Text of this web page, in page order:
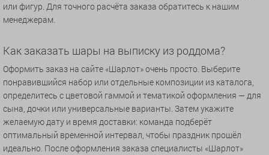
или фигур. Для точного расчёта заказа обратитесь к нашим
менеджерам.
Как заказать шары на выписку из роддома?
Оформить заказ на сайте «Шарлот» очень просто. Выберите
понравившийся набор или отдельные композиции из каталога,
определитесь с цветовой гаммой и тематикой оформления — для
сына, дочки или универсальные варианты. Затем укажите
желаемую дату и время доставки: команда подберёт
оптимальный временной интервал, чтобы праздник прошёл
идеально. После оформления заказа специалисты «Шарлот»